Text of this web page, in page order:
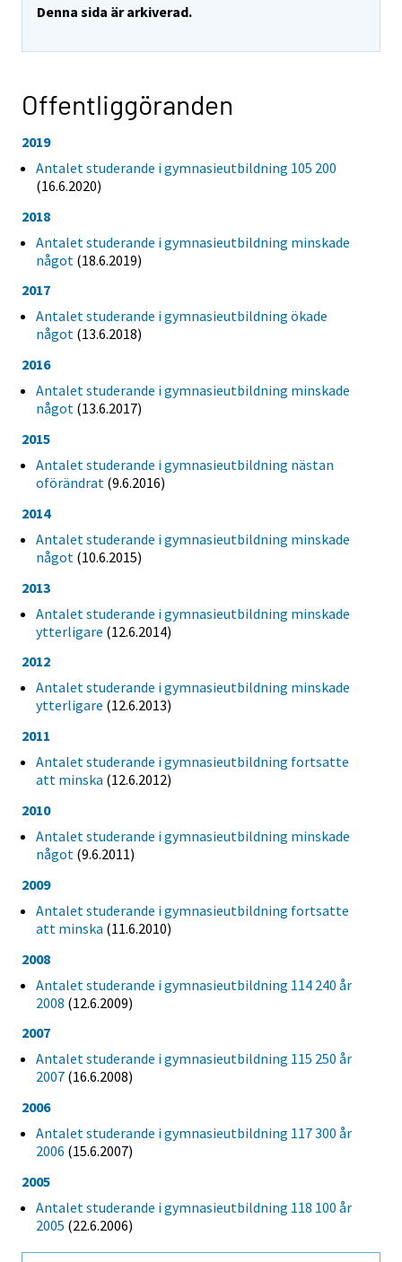
Denna sida är arkiverad.
Offentliggöranden
2019
Antalet studerande i gymnasieutbildning 105 200
(16.6.2020)
2018
Antalet studerande i gymnasieutbildning minskade
något (18.6.2019)
2017
Antalet studerande i gymnasieutbildning ökade
något (13.6.2018)
2016
Antalet studerande i gymnasieutbildning minskade
något (13.6.2017)
2015
Antalet studerande i gymnasieutbildning nästan
oförändrat (9.6.2016)
2014
Antalet studerande i gymnasieutbildning minskade
något (10.6.2015)
2013
Antalet studerande i gymnasieutbildning minskade
ytterligare (12.6.2014)
2012
Antalet studerande i gymnasieutbildning minskade
ytterligare (12.6.2013)
2011
Antalet studerande i gymnasieutbildning fortsatte
att minska (12.6.2012)
2010
Antalet studerande i gymnasieutbildning minskade
något (9.6.2011)
2009
Antalet studerande i gymnasieutbildning fortsatte
att minska (11.6.2010)
2008
Antalet studerande i gymnasieutbildning 114 240 år
2008 (12.6.2009)
2007
Antalet studerande i gymnasieutbildning 115 250 år
2007 (16.6.2008)
2006
Antalet studerande i gymnasieutbildning 117 300 år
2006 (15.6.2007)
2005
Antalet studerande i gymnasieutbildning 118 100 år
2005 (22.6.2006)